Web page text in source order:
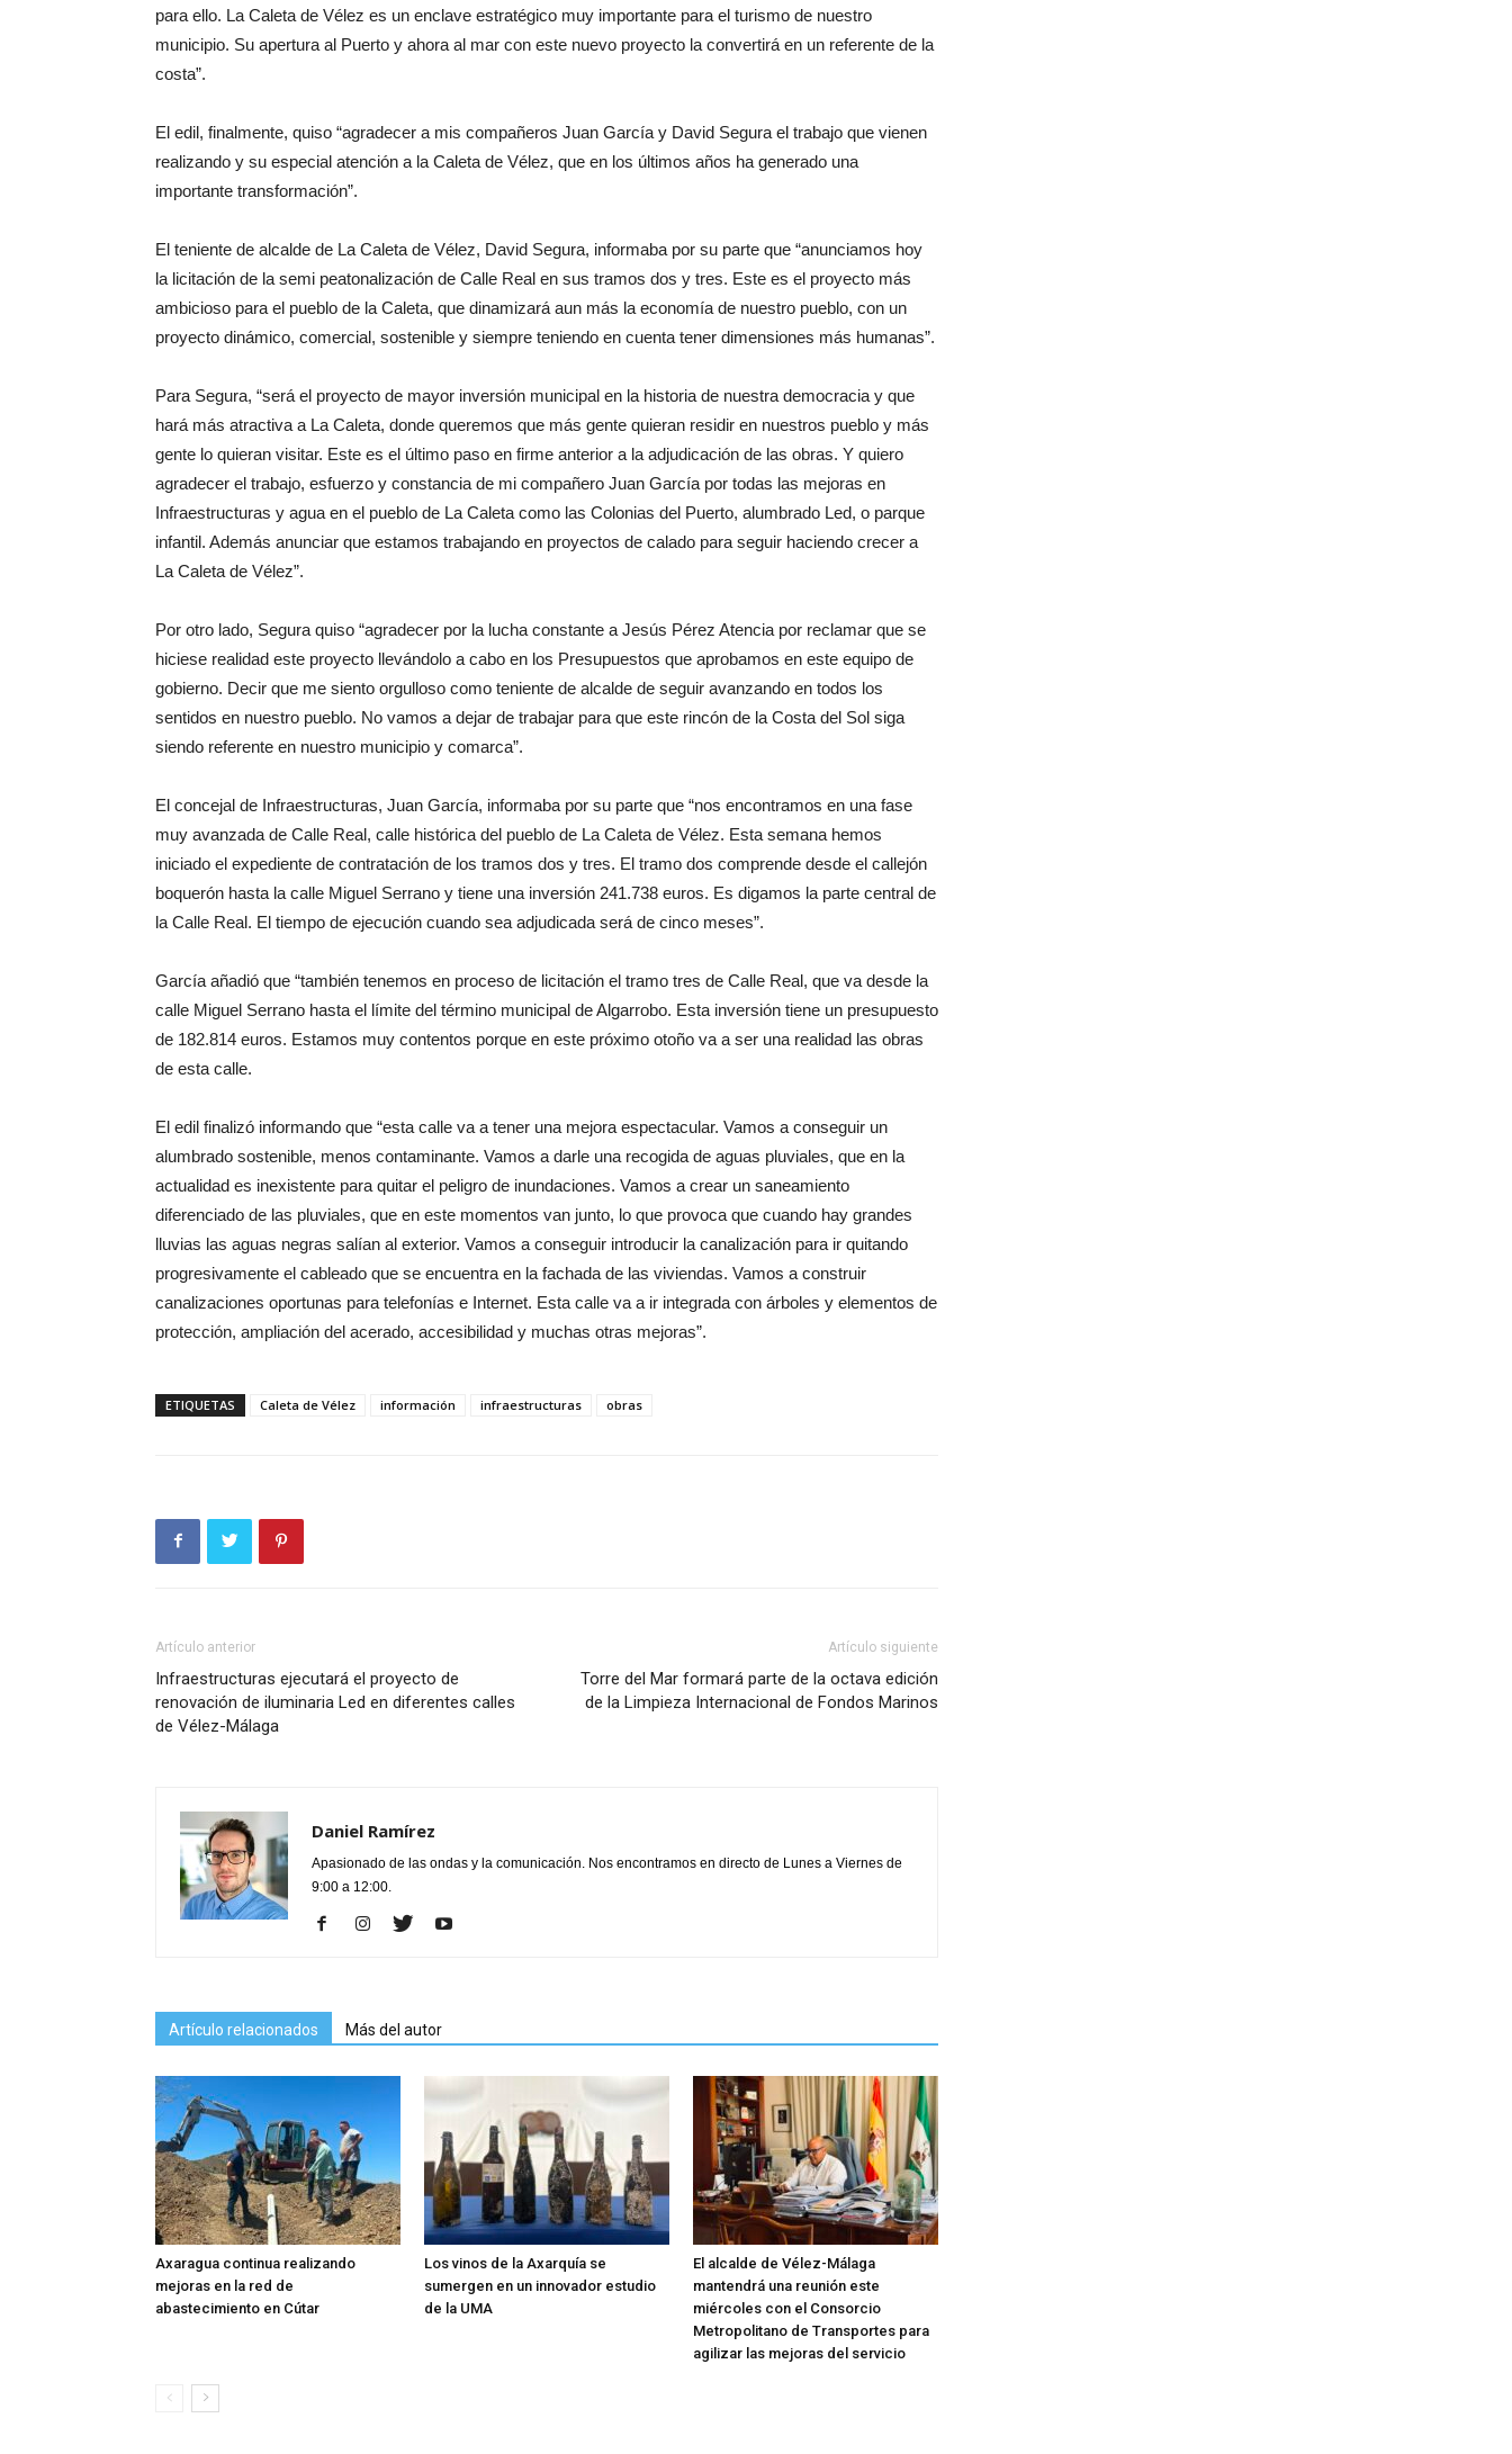
para ello. La Caleta de Vélez es un enclave estratégico muy importante para el turismo de nuestro
municipio. Su apertura al Puerto y ahora al mar con este nuevo proyecto la convertirá en un referente de la
costa”.
El edil, finalmente, quiso “agradecer a mis compañeros Juan García y David Segura el trabajo que vienen
realizando y su especial atención a la Caleta de Vélez, que en los últimos años ha generado una
importante transformación”.
El teniente de alcalde de La Caleta de Vélez, David Segura, informaba por su parte que “anunciamos hoy
la licitación de la semi peatonalización de Calle Real en sus tramos dos y tres. Este es el proyecto más
ambicioso para el pueblo de la Caleta, que dinamizará aun más la economía de nuestro pueblo, con un
proyecto dinámico, comercial, sostenible y siempre teniendo en cuenta tener dimensiones más humanas”.
Para Segura, “será el proyecto de mayor inversión municipal en la historia de nuestra democracia y que
hará más atractiva a La Caleta, donde queremos que más gente quieran residir en nuestros pueblo y más
gente lo quieran visitar. Este es el último paso en firme anterior a la adjudicación de las obras. Y quiero
agradecer el trabajo, esfuerzo y constancia de mi compañero Juan García por todas las mejoras en
Infraestructuras y agua en el pueblo de La Caleta como las Colonias del Puerto, alumbrado Led, o parque
infantil. Además anunciar que estamos trabajando en proyectos de calado para seguir haciendo crecer a
La Caleta de Vélez”.
Por otro lado, Segura quiso “agradecer por la lucha constante a Jesús Pérez Atencia por reclamar que se
hiciese realidad este proyecto llevándolo a cabo en los Presupuestos que aprobamos en este equipo de
gobierno. Decir que me siento orgulloso como teniente de alcalde de seguir avanzando en todos los
sentidos en nuestro pueblo. No vamos a dejar de trabajar para que este rincón de la Costa del Sol siga
siendo referente en nuestro municipio y comarca”.
El concejal de Infraestructuras, Juan García, informaba por su parte que “nos encontramos en una fase
muy avanzada de Calle Real, calle histórica del pueblo de La Caleta de Vélez. Esta semana hemos
iniciado el expediente de contratación de los tramos dos y tres. El tramo dos comprende desde el callejón
boquerón hasta la calle Miguel Serrano y tiene una inversión 241.738 euros. Es digamos la parte central de
la Calle Real. El tiempo de ejecución cuando sea adjudicada será de cinco meses”.
García añadió que “también tenemos en proceso de licitación el tramo tres de Calle Real, que va desde la
calle Miguel Serrano hasta el límite del término municipal de Algarrobo. Esta inversión tiene un presupuesto
de 182.814 euros. Estamos muy contentos porque en este próximo otoño va a ser una realidad las obras
de esta calle.
El edil finalizó informando que “esta calle va a tener una mejora espectacular. Vamos a conseguir un
alumbrado sostenible, menos contaminante. Vamos a darle una recogida de aguas pluviales, que en la
actualidad es inexistente para quitar el peligro de inundaciones. Vamos a crear un saneamiento
diferenciado de las pluviales, que en este momentos van junto, lo que provoca que cuando hay grandes
lluvias las aguas negras salían al exterior. Vamos a conseguir introducir la canalización para ir quitando
progresivamente el cableado que se encuentra en la fachada de las viviendas. Vamos a construir
canalizaciones oportunas para telefonías e Internet. Esta calle va a ir integrada con árboles y elementos de
protección, ampliación del acerado, accesibilidad y muchas otras mejoras”.
ETIQUETAS Caleta de Vélez información infraestructuras obras
Artículo anterior
Infraestructuras ejecutará el proyecto de
renovación de iluminaria Led en diferentes calles
de Vélez-Málaga
Artículo siguiente
Torre del Mar formará parte de la octava edición
de la Limpieza Internacional de Fondos Marinos
Daniel Ramírez
Apasionado de las ondas y la comunicación. Nos encontramos en directo de Lunes a Viernes de
9:00 a 12:00.
Artículo relacionados Más del autor
Axaragua continua realizando
mejoras en la red de
abastecimiento en Cútar
Los vinos de la Axarquía se
sumergen en un innovador estudio
de la UMA
El alcalde de Vélez-Málaga
mantendrá una reunión este
miércoles con el Consorcio
Metropolitano de Transportes para
agilizar las mejoras del servicio